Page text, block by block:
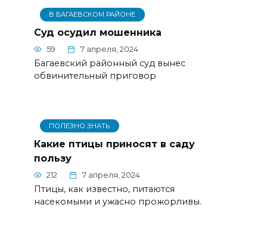
В БАГАЕВСКОМ РАЙОНЕ
Суд осудил мошенника
59 7 апреля, 2024
Багаевский районный суд вынес
обвинительный приговор
ПОЛЕЗНО ЗНАТЬ
Какие птицы приносят в саду
пользу
212 7 апреля, 2024
Птицы, как известно, питаются
насекомыми и ужасно прожорливы.